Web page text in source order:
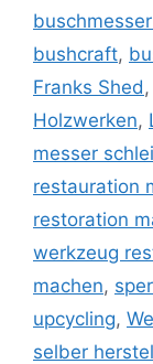
bushcraft,
Franks Shed ,
Holzwerken,
messer
restauration
restoration
werkzeug
machen,
upcycling,
selber